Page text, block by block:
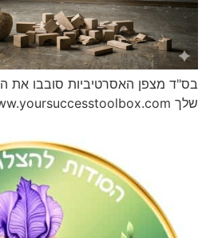
האסרטיביות סובבו את הגלגל!